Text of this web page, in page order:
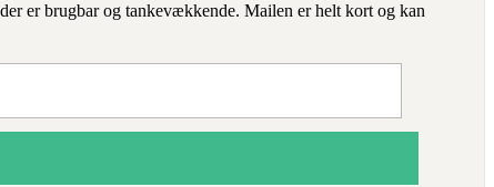
er brugbar og tankevækkende. Mailen er helt kort og kan